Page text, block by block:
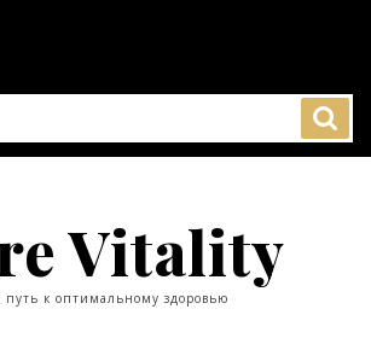
Vitality
путь к оптимальному здоровью